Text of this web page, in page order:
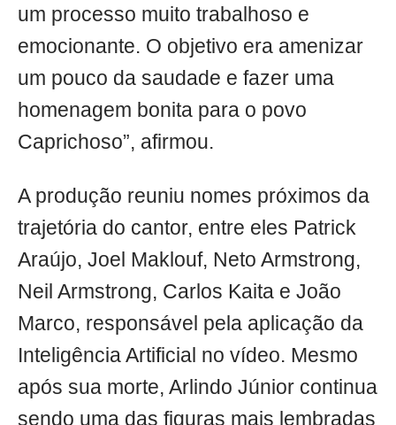
um processo muito trabalhoso e
emocionante. O objetivo era amenizar
um pouco da saudade e fazer uma
homenagem bonita para o povo
Caprichoso”, afirmou.
A produção reuniu nomes próximos da
trajetória do cantor, entre eles Patrick
Araújo, Joel Maklouf, Neto Armstrong,
Neil Armstrong, Carlos Kaita e João
Marco, responsável pela aplicação da
Inteligência Artificial no vídeo. Mesmo
após sua morte, Arlindo Júnior continua
sendo uma das figuras mais lembradas